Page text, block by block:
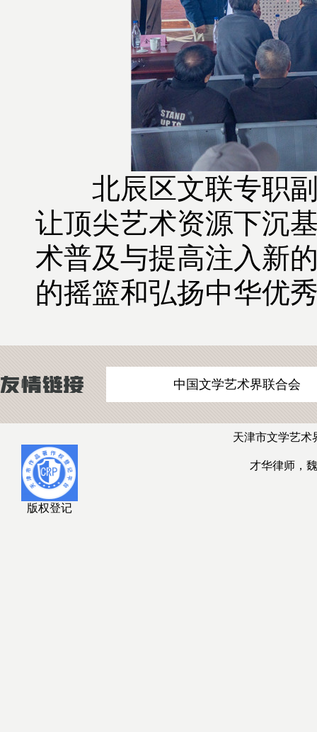
北辰区文联专职副
让顶尖艺术资源下沉
术普及与提高注入新
的摇篮和弘扬中华优
中国文学艺术界联合会
版权登记
天津市文学艺术
才华律师，